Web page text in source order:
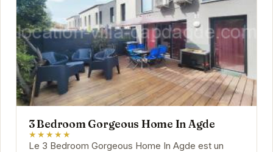
3 Bedroom Gorgeous Home In Agde
★★★★★
Le 3 Bedroom Gorgeous Home In Agde est un